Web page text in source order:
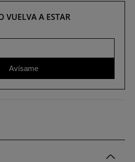
VUELVA A ESTAR
Avísame